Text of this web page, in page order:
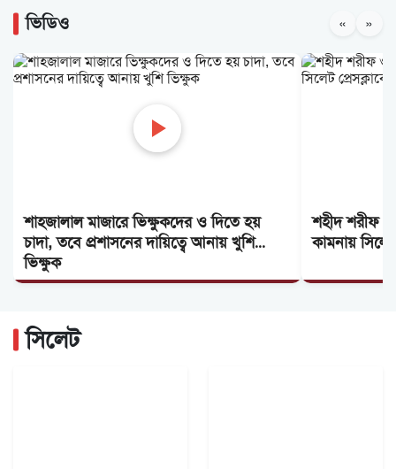
তৃণমূলে সংগঠনকে শক্তিশালী করার মাধ্যমে...
ওসমানীনগরে দুর্ঘটনা: বাসগুলো পুলিশ হেফাজতে,...
একমাসে সড়কে ঝরল ৩১ প্রাণ
স্লিপার বাসের অনুমোদন নেই, তবু কীভাবে চলছে...
সিলেটে সিএনজিতে যাত্রীর ৩ লাখ টাকা চুরি,...
ওসমানীনগরে দুই বাসের মুখোমুখি সংঘর্ষে নিহত ৯
ভিডিও « »
শাহজালাল মাজারে ভিক্ষুকদের ও দিতে হয়
চাদা, তবে প্রশাসনের দায়িত্বে আনায় খুশি
ভিক্ষুক
শহীদ শরীফ
কামনায়
সিলেট